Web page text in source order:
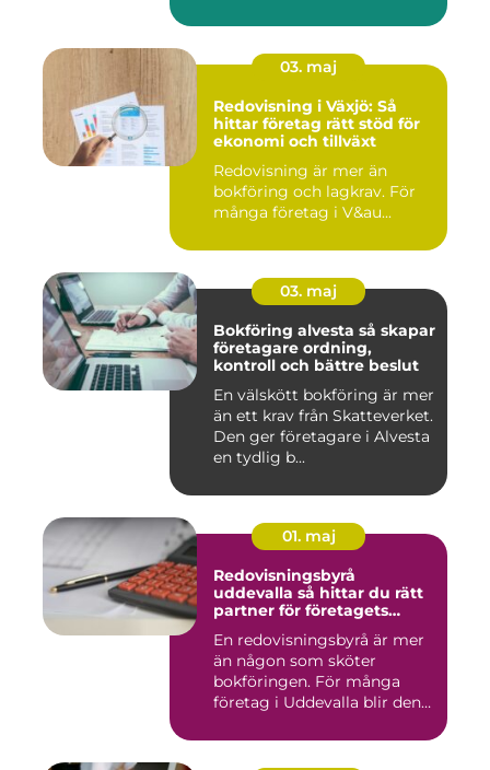
03. maj
Redovisning i Växjö: Så
hittar företag rätt stöd för
ekonomi och tillväxt
Redovisning är mer än
bokföring och lagkrav. För
många företag i V&au...
03. maj
Bokföring alvesta så skapar
företagare ordning,
kontroll och bättre beslut
En välskött bokföring är mer
än ett krav från Skatteverket.
Den ger företagare i Alvesta
en tydlig b...
01. maj
Redovisningsbyrå
uddevalla så hittar du rätt
partner för företagets
En redovisningsbyrå är mer
än någon som sköter
bokföringen. För många
företag i Uddevalla blir den